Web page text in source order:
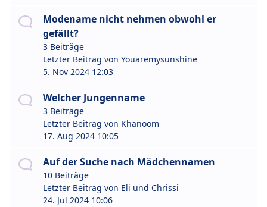
Modename nicht nehmen obwohl er
gefällt?
3 Beiträge
Letzter Beitrag von Youaremysunshine
5. Nov 2024 12:03
Welcher Jungenname
3 Beiträge
Letzter Beitrag von Khanoom
17. Aug 2024 10:05
Auf der Suche nach Mädchennamen
10 Beiträge
Letzter Beitrag von Eli und Chrissi
24. Jul 2024 10:06